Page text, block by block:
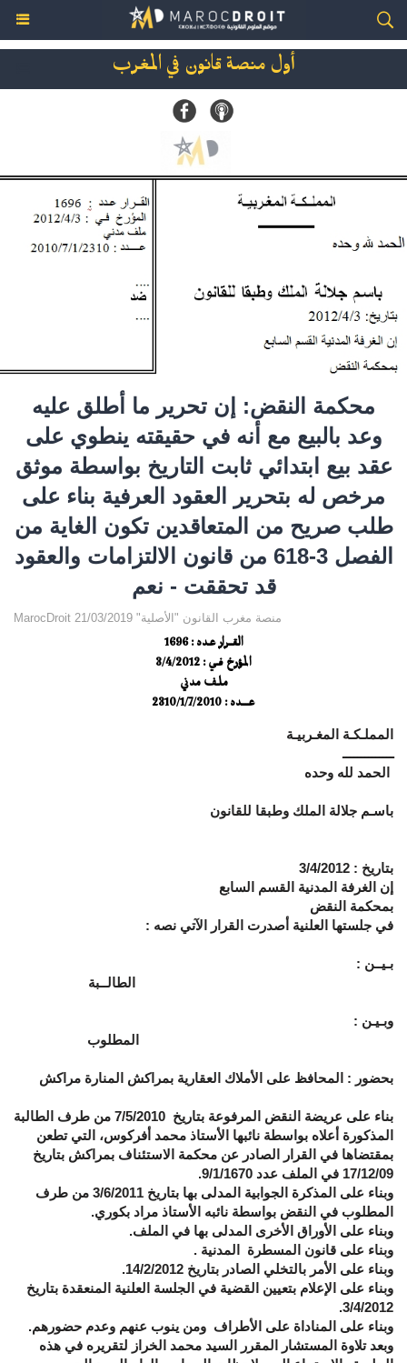
أول منصة قانون في المغرب
محكمة النقض: إن تحرير ما أطلق عليه
وعد بالبيع مع أنه في حقيقته ينطوي على
عقد بيع ابتدائي ثابت التاريخ بواسطة موثق
مرخص له بتحرير العقود العرفية بناء على
طلب صريح من المتعاقدين تكون الغاية من
الفصل 3-618 من قانون الالتزامات والعقود
قد تحققت - نعم
MarocDroit منصة مغرب القانون "الأصلية" 21/03/2019
القــرار عـدد : 1696
المؤرخ فـي : 3/4/2012
ملف مدني
عــــدد : 2310/1/7/2010
المملـكـة المغـربيـة
ــــــــــــــ
الحمد لله وحده
باسـم جلالة الملك وطبقا للقانون
بتاريخ : 3/4/2012
إن الغرفة المدنية القسم السابع
بمحكمة النقض
في جلستها العلنية أصدرت القرار الآتي نصه :
بـيــن :
الطالــبة
وبـيـن :
المطلوب
بحضور : المحافظ على الأملاك العقارية بمراكش المنارة مراكش
بناء على عريضة النقض المرفوعة بتاريخ 7/5/2010 من طرف الطالبة
المذكورة أعلاه بواسطة نائبها الأستاذ محمد أفركوس، التي تطعن
بمقتضاها في القرار الصادر عن محكمة الاستئناف بمراكش بتاريخ
17/12/09 في الملف عدد 9/1/1670.
وبناء على المذكرة الجوابية المدلى بها بتاريخ 3/6/2011 من طرف
المطلوب في النقض بواسطة نائبه الأستاذ مراد بكوري.
وبناء على الأوراق الأخرى المدلى بها في الملف.
وبناء على قانون المسطرة المدنية .
وبناء على الأمر بالتخلي الصادر بتاريخ 14/2/2012.
وبناء على الإعلام بتعيين القضية في الجلسة العلنية المنعقدة بتاريخ
3/4/2012.
وبناء على المناداة على الأطراف ومن ينوب عنهم وعدم حضورهم.
وبعد تلاوة المستشار المقرر السيد محمد الخراز لتقريره في هذه